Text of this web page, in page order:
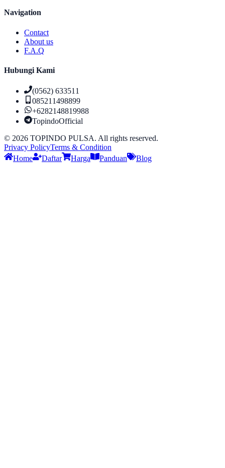
Navigation
Contact
About us
F.A.Q
Hubungi Kami
(0562) 633511
085211498899
+6282148819988
TopindoOfficial
© 2026 TOPINDO PULSA. All rights reserved.
Privacy PolicyTerms & Condition
Home
Daftar Harga Panduan Blog